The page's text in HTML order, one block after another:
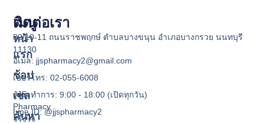
JJS
Pharmacy
จริงใจ
เมนู
หน้า
แรก
ช้อป
เซล
ค้นหา
ติดต่อเรา
82/10-11 ถนนราชพฤกษ์ ตำบลบางขนุน อำเภอบางกรวย นนทบุรี
11130
อีเมล: jjspharmacy2@gmail.com
เบอร์โทร: 02-055-6008
เวลาทำการ: 9:00 - 18:00 (เปิดทุกวัน)
Line ID: @jjspharmacy2